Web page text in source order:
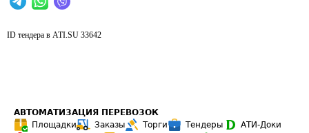
ID тендера в ATI.SU 33642
АВТОМАТИЗАЦИЯ ПЕРЕВОЗОК
Площадки
Заказы Торги Тендеры
АТИ-Доки